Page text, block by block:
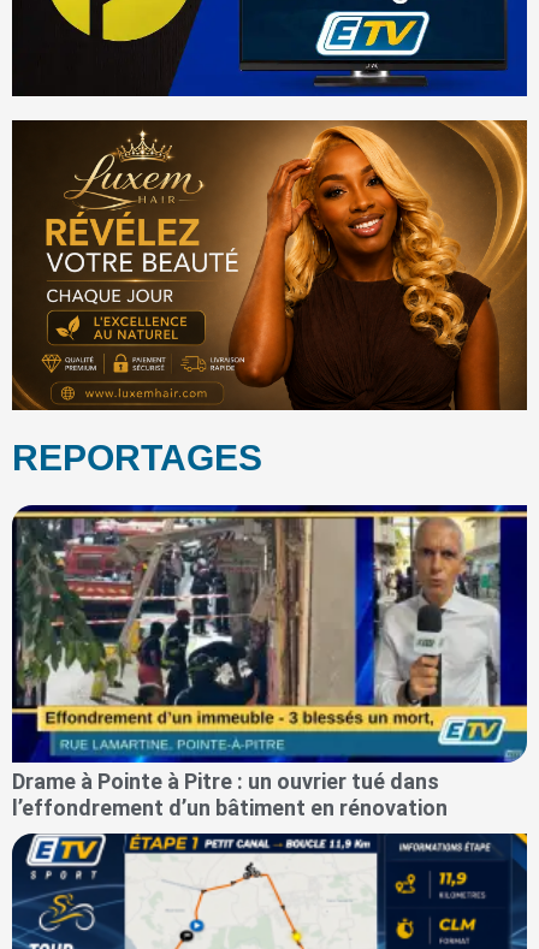
REPORTAGES
Drame à Pointe à Pitre : un ouvrier tué dans
l’effondrement d’un bâtiment en rénovation